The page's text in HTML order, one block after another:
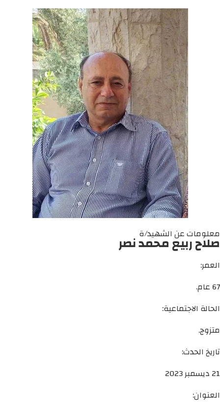
معلومات عن الشهيد/ة
صلاح ربيع محمد نصر
العمر:
67 عام.
الحالة الاجتماعية:
متزوج.
تاريخ الحدث:
21 ديسمبر 2023
العنوان: